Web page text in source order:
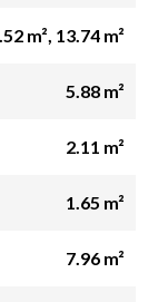
m², 13.74 m²
5.88 m²
2.11 m²
1.65 m²
7.96 m²